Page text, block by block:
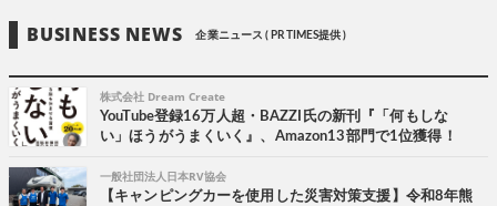
BUSINESS NEWS 企業ニュース ( PR TIMES提供 )
株式会社 Dream Create
YouTube登録16万人超・BAZZI氏の新刊『「何もしな
い」ほうがうまくいく』、Amazon13部門で1位獲得！
一般社団法人日本RV協会
【キャンピングカーを使用した災害対策支援】令和8年熊